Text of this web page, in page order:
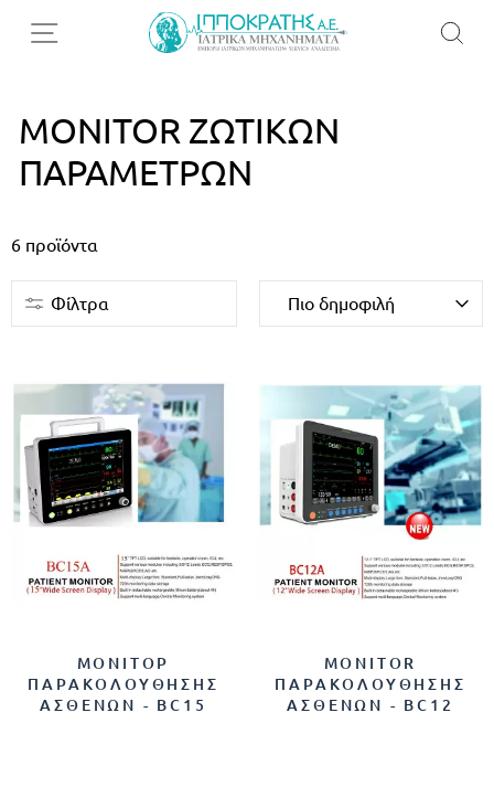
MONITOR ΖΩΤΙΚΏΝ
ΠΑΡΑΜΈΤΡΩΝ
6 προϊόντα
Φίλτρα
ΜΟΝΙΤΟΡ
ΠΑΡΑΚΟΛΟΥΘΗΣΗΣ
ΑΣΘΕΝΩΝ - BC15
MONITOR
ΠΑΡΑΚΟΛΟΥΘΗΣΗΣ
ΑΣΘΕΝΩΝ - BC12